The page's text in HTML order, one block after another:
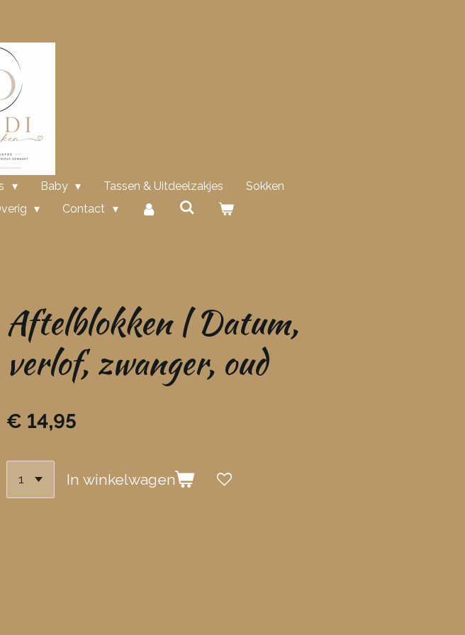
Baby Tassen & Uitdeelzakjes
Sokken
Contact
Aftelblokken | Datum,
verlof, zwanger, oud
€ 14,95
In winkelwagen